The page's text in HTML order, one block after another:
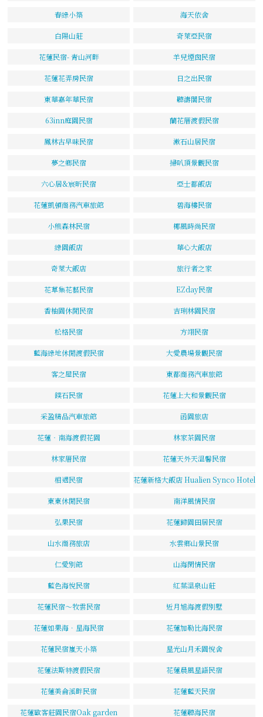
春綠小築 海天依舍
白陽山莊 奇萊亞民宿
花蓮民宿- 青山河畔 羊兒煙囪民宿
花蓮花弄房民宿 日之出民宿
東華嘉年華民宿 聽濤閣民宿
63inn庭園民宿 蘭花厝渡假民宿
鳳林古早味民宿 漱石山居民宿
夢之鄉民宿 掃叭頂景觀民宿
六心居&宸昕民宿 亞士都飯店
花蓮凱頓商務汽車旅館 碧海樓民宿
小熊森林民宿 椰風時尚民宿
綠園飯店 華心大飯店
奇萊大飯店 旅行者之家
花草集花藝民宿 EZday民宿
香柚園休閒民宿 吉琍林園民宿
松格民宿 方翊民宿
藍海綠地休閒渡假民宿 大愛農場景觀民宿
客之屋民宿 東都商務汽車旅館
鏷石民宿 花蓮上大和景觀民宿
采盈精品汽車旅館 函園旅店
花蓮‧南海渡假花園 林家茶園民宿
林家厝民宿 花蓮天外天溫馨民宿
相遇民宿 花蓮新格大飯店 Hualien Synco Hotel
東東休閒民宿 南洋風情民宿
弘果民宿 花蓮歸園田居民宿
山水商務旅店 水雲鄉山景民宿
仁愛別館 山海閑情民宿
藍色海悅民宿 紅葉溫泉山莊
花蓮民宿～牧雲民宿 近月旭海渡假別墅
花蓮如果海．星海民宿 花蓮加勒比海民宿
花蓮民宿嵐天小築 星光山月禾園悅舍
花蓮法斯特渡假民宿 花蓮晨風星語民宿
花蓮美侖溪畔民宿 花蓮藍天民宿
花蓮歐客莊園民宿Oak garden 花蓮聽海民宿